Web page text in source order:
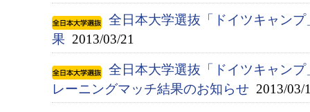
全日本大学選抜「ドイツキャン
果 2013/03/21
全日本大学選抜「ドイツキャンプ
レーニングマッチ結果のお知らせ 2013/03/